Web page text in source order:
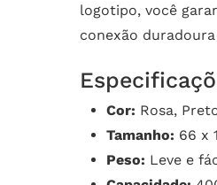
logotipo, você
conexão
Cor: Rosa,
Tamanho: 66 x
Peso: Leve e